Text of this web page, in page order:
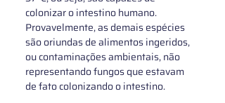
colonizar o intestino humano.
Provavelmente, as demais espécies
são oriundas de alimentos ingeridos,
ou contaminações ambientais, não
representando fungos que estavam
de fato colonizando o intestino.